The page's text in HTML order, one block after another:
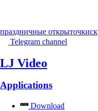
праздничные открыточки
Telegram channel
LJ Video
Applications
Download